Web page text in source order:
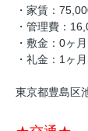
・家賃：
・管理費：
・敷金：0ヶ月
・礼金：1ヶ月
東京都豊島区